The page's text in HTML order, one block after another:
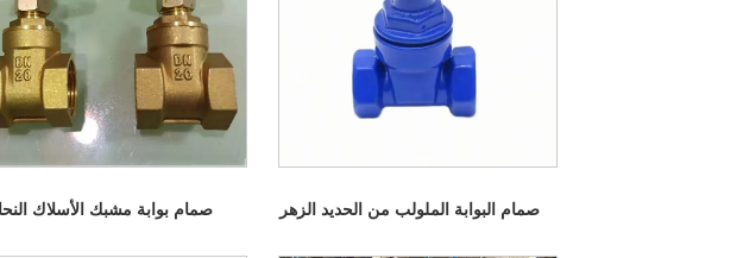
صمام بوابة مشبك الأسلاك صمام البوابة الملولب من الحديد الزهر